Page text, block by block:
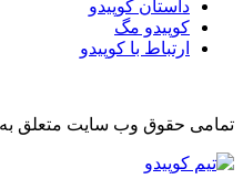
داستان کوپیدو
کوپیدو مگ
ارتباط با کوپیدو
تمامی حقوق وب سایت متعلق به